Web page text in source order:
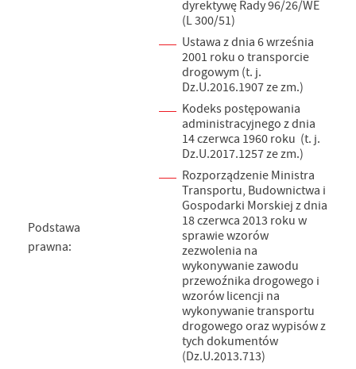
Podstawa
prawna:
dyrektywę Rady 96/26/WE
(L 300/51)
Ustawa z dnia 6 września
2001 roku o transporcie
drogowym (t. j.
Dz.U.2016.1907 ze zm.)
Kodeks postępowania
administracyjnego z dnia
14 czerwca 1960 roku (t. j.
Dz.U.2017.1257 ze zm.)
Rozporządzenie Ministra
Transportu, Budownictwa i
Gospodarki Morskiej z dnia
18 czerwca 2013 roku w
sprawie wzorów
zezwolenia na
wykonywanie zawodu
przewoźnika drogowego i
wzorów licencji na
wykonywanie transportu
drogowego oraz wypisów z
tych dokumentów
(Dz.U.2013.713)